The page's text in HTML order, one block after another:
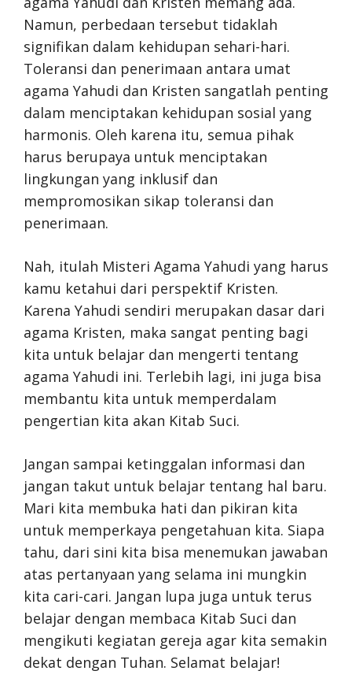
Namun, perbedaan tersebut tidaklah
signifikan dalam kehidupan sehari-hari.
Toleransi dan penerimaan antara umat
agama Yahudi dan Kristen sangatlah penting
dalam menciptakan kehidupan sosial yang
harmonis. Oleh karena itu, semua pihak
harus berupaya untuk menciptakan
lingkungan yang inklusif dan
mempromosikan sikap toleransi dan
penerimaan.
Nah, itulah Misteri Agama Yahudi yang harus
kamu ketahui dari perspektif Kristen.
Karena Yahudi sendiri merupakan dasar dari
agama Kristen, maka sangat penting bagi
kita untuk belajar dan mengerti tentang
agama Yahudi ini. Terlebih lagi, ini juga bisa
membantu kita untuk memperdalam
pengertian kita akan Kitab Suci.
Jangan sampai ketinggalan informasi dan
jangan takut untuk belajar tentang hal baru.
Mari kita membuka hati dan pikiran kita
untuk memperkaya pengetahuan kita. Siapa
tahu, dari sini kita bisa menemukan jawaban
atas pertanyaan yang selama ini mungkin
kita cari-cari. Jangan lupa juga untuk terus
belajar dengan membaca Kitab Suci dan
mengikuti kegiatan gereja agar kita semakin
dekat dengan Tuhan. Selamat belajar!